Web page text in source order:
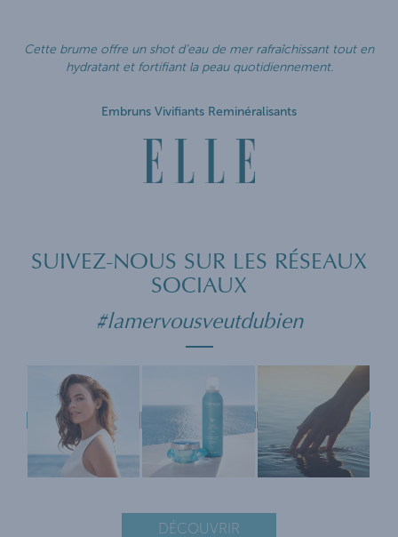
Cette brume offre un shot d’eau de mer rafraîchissant tout en
hydratant et fortifiant la peau quotidiennement.
Embruns Vivifiants Reminéralisants
SUIVEZ-NOUS SUR LES RÉSEAUX
SOCIAUX
#lamervousveutdubien
DÉCOUVRIR